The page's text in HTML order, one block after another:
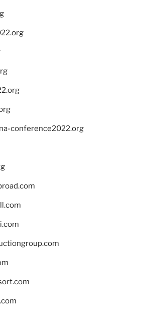
conference2022.org